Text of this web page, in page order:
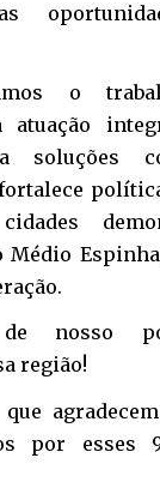
o
atuação
soluções
nosso
região!
por esses